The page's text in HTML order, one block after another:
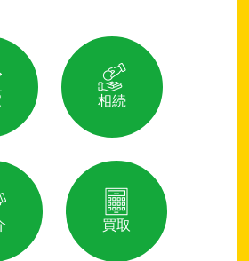
相続
買取